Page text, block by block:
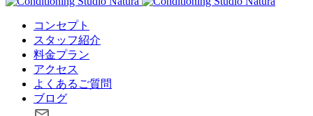
コンセプト
スタッフ紹介
料金プラン
アクセス
よくあるご質問
ブログ